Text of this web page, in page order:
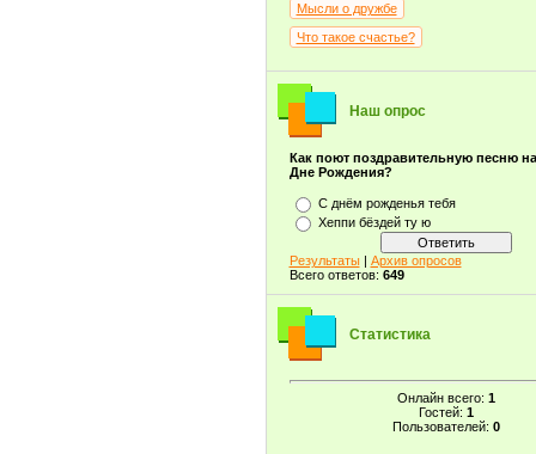
Мысли о дружбе
Что такое счастье?
Наш опрос
Как поют поздравительную песню
Дне Рождения?
С днём рожденья тебя
Хеппи бёздей ту ю
Результаты| Архив опросов
Всего ответов: 649
Статистика
Онлайн всего: 1
Гостей: 1
Пользователей: 0